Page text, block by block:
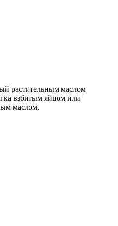
растительным маслом
взбитым яйцом или
маслом.